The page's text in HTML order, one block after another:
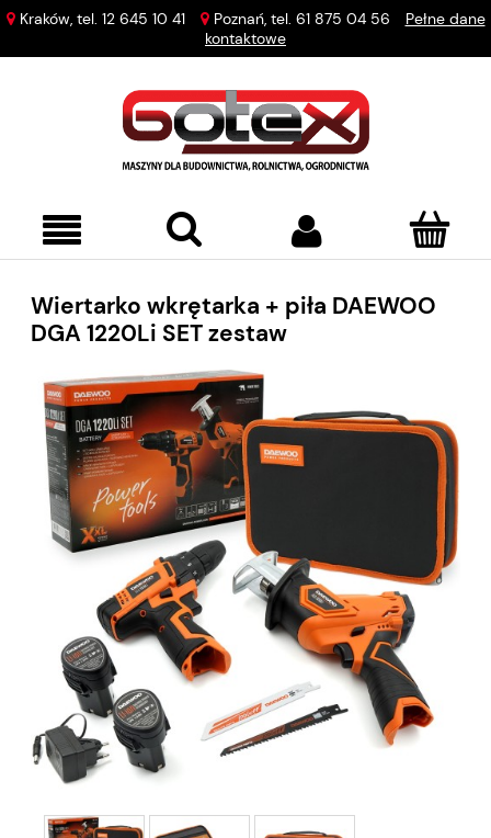
Kraków, tel. 12 645 10 41 Poznań, tel. 61 875 04 56
Pełne dane
kontaktowe
Wiertarko wkrętarka + piła DAEWOO
DGA 1220Li SET zestaw